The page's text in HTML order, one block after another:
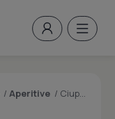
/ Aperitive / Ciuperci surpriza